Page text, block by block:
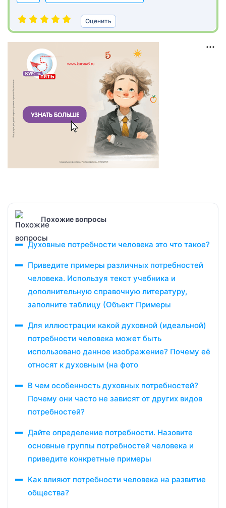
Оценить
Похожие вопросы
Духовные потребности человека это что такое?
Приведите примеры различных потребностей
человека. Используя текст учебника и
дополнительную справочную литературу,
заполните таблицу (Объект Примеры
Для иллюстрации какой духовной (идеальной)
потребности человека может быть
использовано данное изображение? Почему её
относят к духовным (на фото
В чем особенность духовных потребностей?
Почему они часто не зависят от других видов
потребностей?
Дайте определение потребности. Назовите
основные группы потребностей человека и
приведите конкретные примеры
Как влияют потребности человека на развитие
общества?